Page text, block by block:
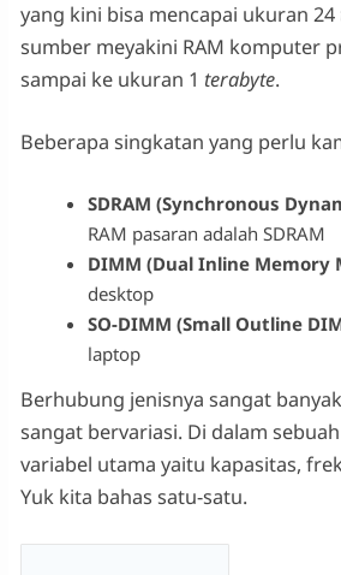
yang kini bisa mencapai ukuran 24
sumber meyakini RAM komputer
sampai ke ukuran 1 terabyte.
Beberapa singkatan yang perlu
SDRAM (Synchronous
RAM pasaran adalah SDRAM
DIMM (Dual Inline Memory
desktop
SO-DIMM (Small Outline
laptop
Berhubung jenisnya sangat
sangat bervariasi. Di dalam sebuah
variabel utama yaitu kapasitas,
Yuk kita bahas satu-satu.